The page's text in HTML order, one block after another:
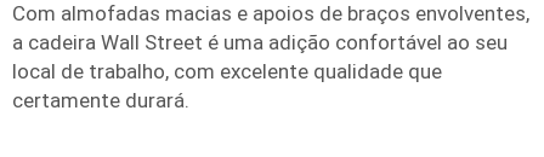
Com almofadas macias e apoios de braços envolventes,
a cadeira Wall Street é uma adição confortável ao seu
local de trabalho, com excelente qualidade que
certamente durará.